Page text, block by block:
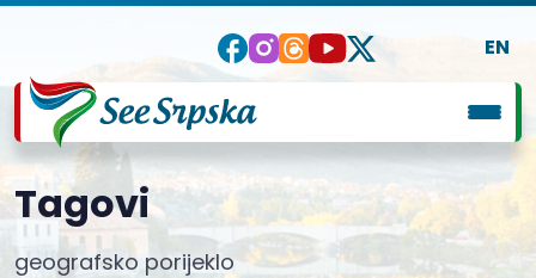
EN
Tagovi
geografsko porijeklo